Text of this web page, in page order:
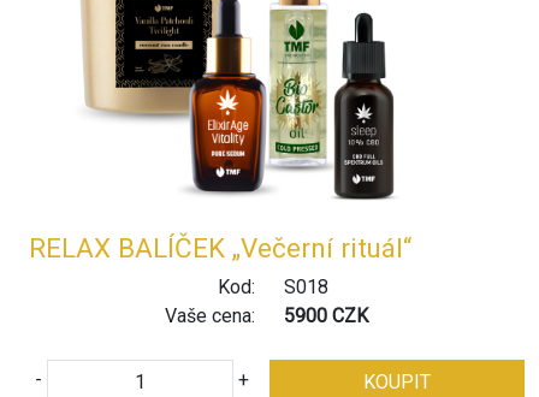
RELAX BALÍČEK „Večerní rituál“
Kod:
S018
Vaše cena:
5900 CZK
- + KOUPIT